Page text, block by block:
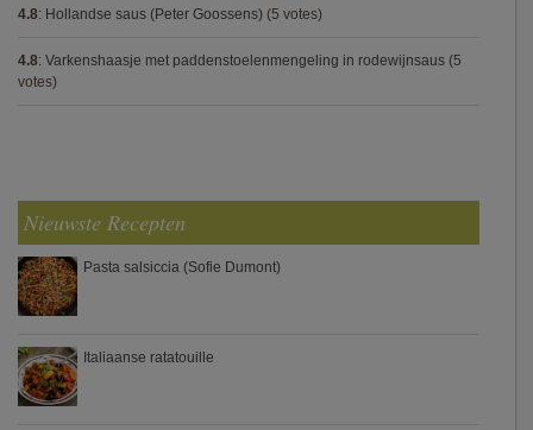
4.8: Hollandse saus (Peter Goossens) (5 votes)
4.8: Varkenshaasje met paddenstoelenmengeling in rodewijnsaus (5
votes)
Nieuwste Recepten
Pasta salsiccia (Sofie Dumont)
Italiaanse ratatouille